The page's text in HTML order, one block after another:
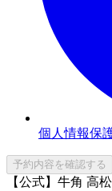
個人情報保
予約内容を確認する
【公式】牛角 高